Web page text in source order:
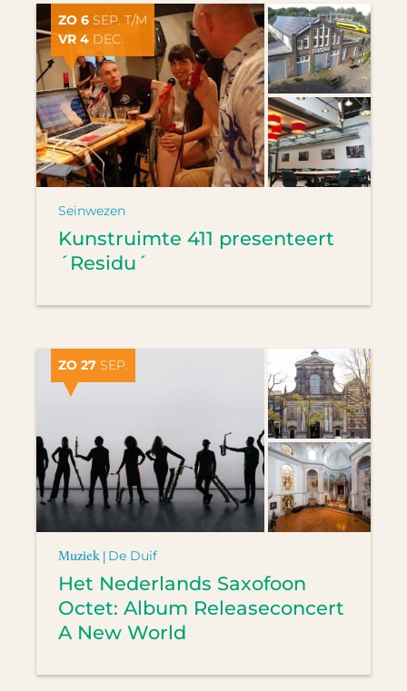
ZO 6 SEP. T/M
VR 4 DEC.
Seinwezen
Kunstruimte 411 presenteert
´Residu´
ZO 27 SEP.
Muziek | De Duif
Het Nederlands Saxofoon
Octet: Album Releaseconcert
A New World